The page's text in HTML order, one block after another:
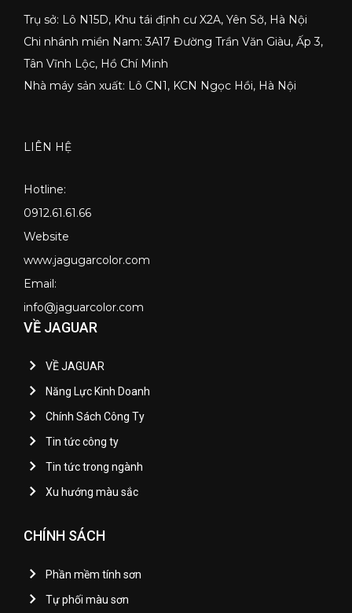
Trụ sở: Lô N15D, Khu tái định cư X2A, Yên Sở, Hà Nội
Chi nhánh miền Nam: 3A17 Đường Trần Văn Giàu, Ấp 3,
Tân Vĩnh Lộc, Hồ Chí Minh
Nhà máy sản xuất: Lô CN1, KCN Ngọc Hồi, Hà Nội
LIÊN HỆ
Hotline:
0912.61.61.66
Website
www.jagugarcolor.com
Email:
info@jaguarcolor.com
VỀ JAGUAR
VỀ JAGUAR
Năng Lực Kinh Doanh
Chính Sách Công Ty
Tin tức công ty
Tin tức trong ngành
Xu hướng màu sắc
CHÍNH SÁCH
Phần mềm tính sơn
Tự phối màu sơn